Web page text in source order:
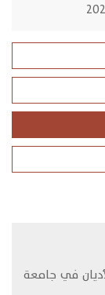
في جامعة